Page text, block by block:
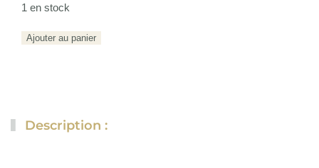
1 en stock
quantité
Ajouter au panier
Description :